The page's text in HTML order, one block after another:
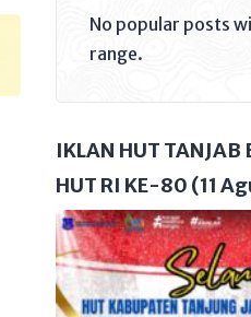
No popular posts
range.
IKLAN HUT
HUT RI KE-80 (11